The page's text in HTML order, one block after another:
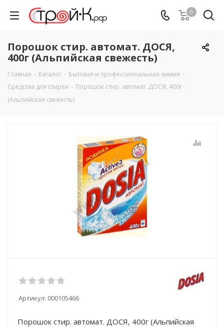
0
Порошок стир. автомат. ДОСЯ,
400г (Альпийская свежесть)
Главная - Каталог - Бытовая и профессиональная химия -
Средства для стирки - Порошок стир. автомат. ДОСЯ, 400г
(Альпийская свежесть)
Артикул: 000105466
Порошок стир. автомат. ДОСЯ, 400г (Альпийская